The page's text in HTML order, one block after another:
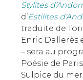
Stylites
d’Estilites
traduite de
Enric Dallerès
– sera au
Poésie de
Sulpice du